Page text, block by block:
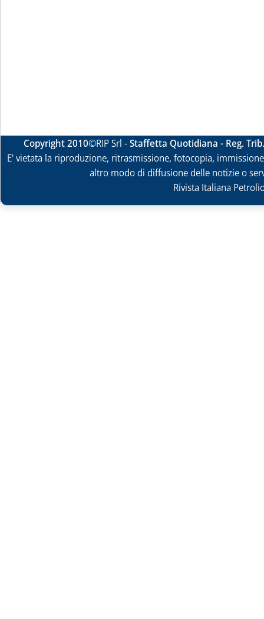
Copyright 2010©RIP Srl -Staffetta Quotidiana - Reg.
E' vietata la riproduzione, ritrasmissione, fotocopia,
altro modo di diffusione delle notizie o
Rivista Italiana